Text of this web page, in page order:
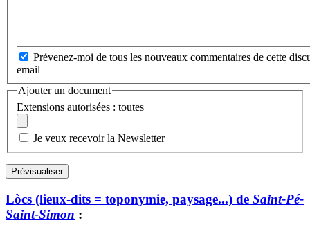
Prévenez-moi de tous les nouveaux commentaires de cette
email
Ajouter un document
Extensions autorisées : toutes
Je veux recevoir la Newsletter
Lòcs (lieux-dits = toponymie, paysage...) de Saint-Pé-
Saint-Simon :